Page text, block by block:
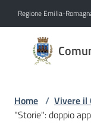
Regione Emilia-
Comune
di
Emilia
Home / Vivere il
"Storie": doppio